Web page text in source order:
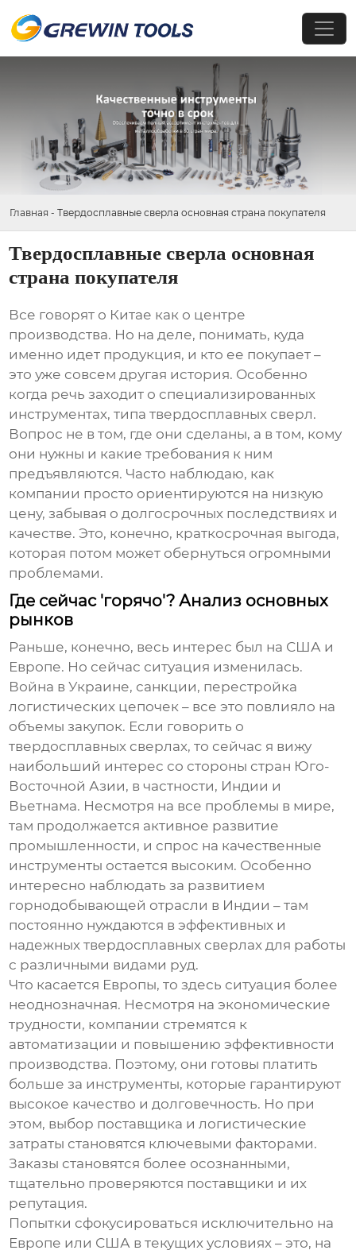
Главная - Твердосплавные сверла основная страна покупателя
Твердосплавные сверла основная
страна покупателя
Все говорят о Китае как о центре
производства. Но на деле, понимать, куда
именно идет продукция, и кто ее покупает –
это уже совсем другая история. Особенно
когда речь заходит о специализированных
инструментах, типатвердосплавных сверл.
Вопрос не в том, где они сделаны, а в том, кому
они нужны и какие требования к ним
предъявляются. Часто наблюдаю, как
компании просто ориентируются на низкую
цену, забывая о долгосрочных последствиях и
качестве. Это, конечно, краткосрочная выгода,
которая потом может обернуться огромными
проблемами.
Где сейчас 'горячо'? Анализ основных
рынков
Раньше, конечно, весь интерес был на США и
Европе. Но сейчас ситуация изменилась.
Война в Украине, санкции, перестройка
логистических цепочек – все это повлияло на
объемы закупок. Если говорить о
твердосплавных сверлах, то сейчас я вижу
наибольший интерес со стороны стран Юго-
Восточной Азии, в частности, Индии и
Вьетнама. Несмотря на все проблемы в мире,
там продолжается активное развитие
промышленности, и спрос на качественные
инструменты остается высоким. Особенно
интересно наблюдать за развитием
горнодобывающей отрасли в Индии – там
постоянно нуждаются в эффективных и
надежныхтвердосплавных сверлах для работы
с различными видами руд.
Что касается Европы, то здесь ситуация более
неоднозначная. Несмотря на экономические
трудности, компании стремятся к
автоматизации и повышению эффективности
производства. Поэтому, они готовы платить
больше за инструменты, которые гарантируют
высокое качество и долговечность. Но при
этом, выбор поставщика и логистические
затраты становятся ключевыми факторами.
Заказы становятся более осознанными,
тщательно проверяются поставщики и их
репутация.
Попытки сфокусироваться исключительно на
Европе или США в текущих условиях – это, на